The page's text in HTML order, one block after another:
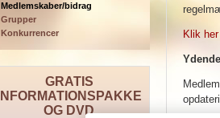
Medlemskaber/bidrag
Grupper
Konkurrencer
GRATIS
INFORMATIONSPAKKE
OG DVD
Klik her